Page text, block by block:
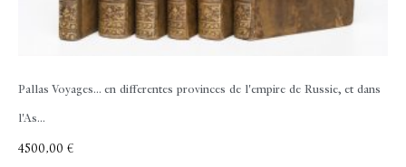
Pallas Voyages... en differentes provinces de l'empire de Russie, et dans
l'As...
4500,00 €